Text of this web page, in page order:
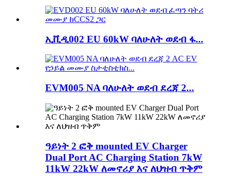
ኢቪዲ002 EU 60kW ባለሁለት ወደብ ፋ...
EVM005 NA ባለሁለት ወደብ ደረጃ 2...
ዓይነት 2 ፎቅ mounted EV Charger
Dual Port AC Charging Station 7kW
11kW 22kW ለመኖሪያ እና ለህዝብ ጥቅም